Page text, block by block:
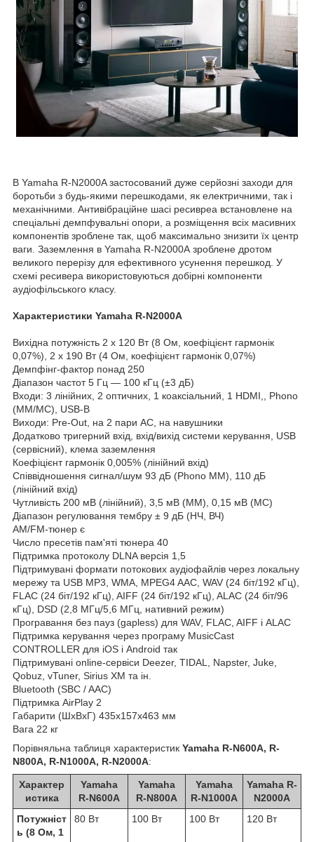
В Yamaha R-N2000A застосований дуже серйозні заходи для
боротьби з будь-якими перешкодами, як електричними, так і
механічними. Антивібраційне шасі ресивреа встановлене на
спеціальні демпфувальні опори, а розміщення всіх масивних
компонентів зроблене так, щоб максимально знизити їх центр
ваги. Заземлення в Yamaha R-N2000A зроблене дротом
великого перерізу для ефективного усунення перешкод. У
схемі ресивера використовуються добірні компоненти
аудіофільського класу.
Характеристики Yamaha R-N2000A
Вихідна потужність 2 х 120 Вт (8 Ом, коефіцієнт гармонік
0,07%), 2 х 190 Вт (4 Ом, коефіцієнт гармонік 0,07%)
Демпфінг-фактор понад 250
Діапазон частот 5 Гц — 100 кГц (±3 дБ)
Входи: 3 лінійних, 2 оптичних, 1 коаксіальний, 1 HDMI,, Phono
(MM/MC), USB-B
Виходи: Pre-Out, на 2 пари АС, на навушники
Додатково тригерний вхід, вхід/вихід системи керування, USB
(сервісний), клема заземлення
Коефіцієнт гармонік 0,005% (лінійний вхід)
Співвідношення сигнал/шум 93 дБ (Phono ММ), 110 дБ
(лінійний вхід)
Чутливість 200 мВ (лінійний), 3,5 мВ (ММ), 0,15 мВ (MC)
Діапазон регулювання тембру ± 9 дБ (НЧ, ВЧ)
AM/FM-тюнер є
Число пресетів пам'яті тюнера 40
Підтримка протоколу DLNA версія 1,5
Підтримувані формати потокових аудіофайлів через локальну
мережу та USB MP3, WMA, MPEG4 AAC, WAV (24 біт/192 кГц),
FLAC (24 біт/192 кГц), AIFF (24 біт/192 кГц), ALAC (24 біт/96
кГц), DSD (2,8 МГц/5,6 МГц, нативний режим)
Програвання без пауз (gapless) для WAV, FLAC, AIFF і ALAC
Підтримка керування через програму MusicCast
CONTROLLER для iOS і Android так
Підтримувані online-сервіси Deezer, TIDAL, Napster, Juke,
Qobuz, vTuner, Sirius XM та ін.
Bluetooth (SBC / AAC)
Підтримка AirPlay 2
Габарити (ШхВхГ) 435x157x463 мм
Вага 22 кг
Порівняльна таблиця характеристик Yamaha R-N600A, R-
N800A, R-N1000A, R-N2000A:
Характер
истика
Yamaha
R-N600A
Yamaha
R-N800A
Yamaha
R-N1000A
Yamaha R-
N2000A
Потужніст
ь (8 Ом, 1
80 Вт 100 Вт 100 Вт 120 Вт